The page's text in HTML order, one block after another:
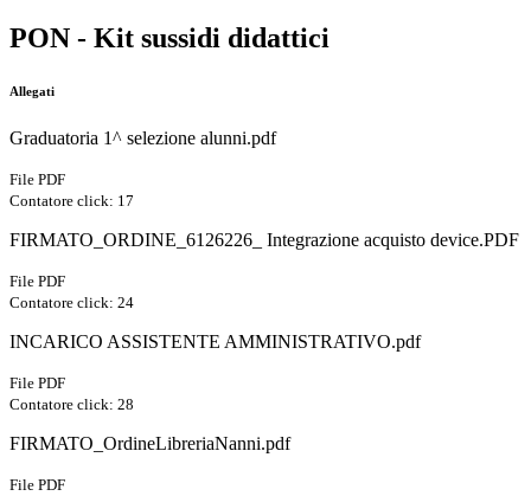
PON - Kit sussidi didattici
Allegati
Graduatoria 1^ selezione alunni.pdf
File PDF
Contatore click: 17
FIRMATO_ORDINE_6126226_ Integrazione acquisto device.PDF
File PDF
Contatore click: 24
INCARICO ASSISTENTE AMMINISTRATIVO.pdf
File PDF
Contatore click: 28
FIRMATO_OrdineLibreriaNanni.pdf
File PDF